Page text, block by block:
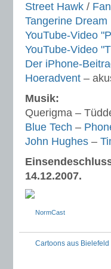
Street Hawk /
Tangerine Dream
YouTube-Video
YouTube-Video
Der iPhone-
Hoeradvent –
Musik:
Querigma –
Blue Tech –
John Hughes –
14.12.2007.
NormCast
Cartoons aus Bielefeld